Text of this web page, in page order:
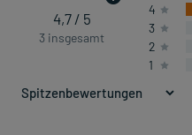
4,7 / 5
3 insgesamt
4
3
2
1